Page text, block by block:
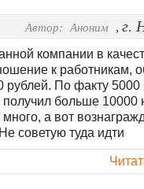
Автор: Аноним , г.
компании в
к работникам,
рублей. По факту 5000
больше 10000
а вот
советую туда идти